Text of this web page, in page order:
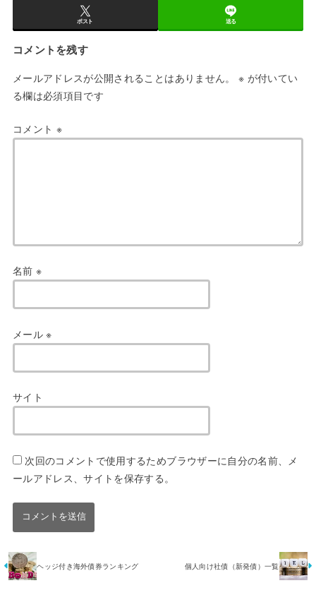
ポスト 送る
コメントを残す
メールアドレスが公開されることはありません。 ※ が付いてい
る欄は必須項目です
コメント ※
名前 ※
メール※
サイト
次回のコメントで使用するためブラウザーに自分の名前、メ
ールアドレス、サイトを保存する。
ヘッジ付き海外債券ランキング 個人向け社債（新発債）一覧